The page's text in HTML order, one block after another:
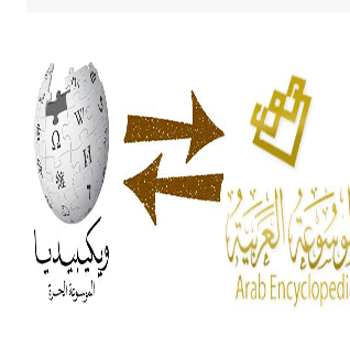
أربعة مؤلفات هي: الحكم، الأدلة، تنظيم
التغذية، ورسالته في جروح الرأس.
ويعود له الفضل بأنه حرر الطب من
الدين والفلسفة.
- هل تعلم أن المرجان إفراز حيواني
يتكون في البحر ويتركب من مادة
كربونات الكلسيوم، وهو أحمر أو شديد
الحمرة وهو أجود أنواعه، ويمتاز بكبر
الحجم ويسمى الش